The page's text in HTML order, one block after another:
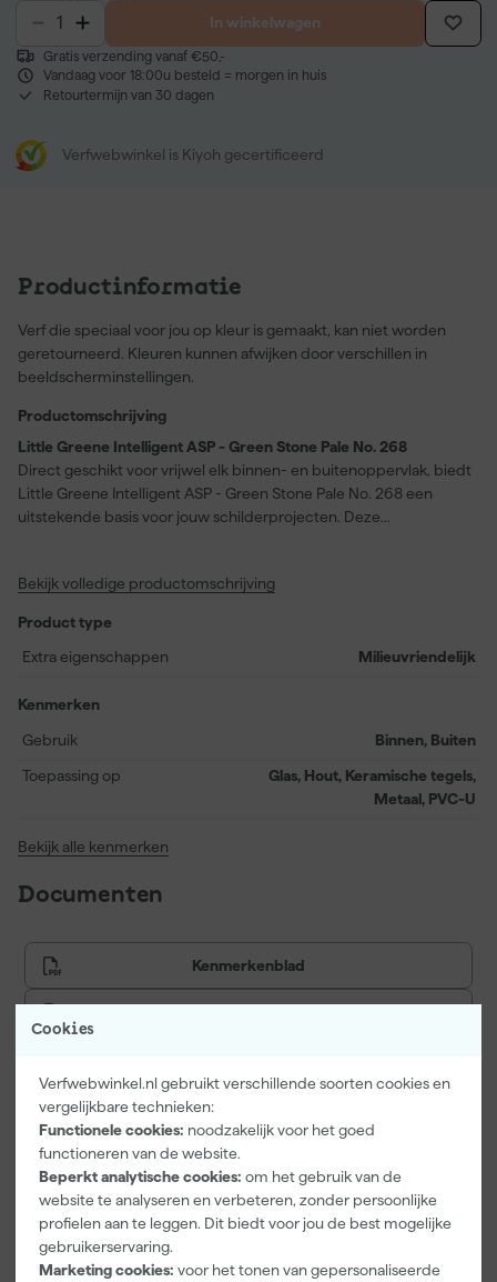
Cookies
Verfwebwinkel.nl gebruikt verschillende soorten cookies en
vergelijkbare technieken:
Functionele cookies: noodzakelijk voor het goed
functioneren van de website.
Beperkt analytische cookies: om het gebruik van de
website te analyseren en verbeteren, zonder persoonlijke
profielen aan te leggen. Dit biedt voor jou de best mogelijke
gebruikerservaring.
Marketing cookies: voor het tonen van gepersonaliseerde
In winkelwagen
Gratis verzending vanaf €50,-
Vandaag voor 18:00u besteld = morgen in huis
Retourtermijn van 30 dagen
Verfwebwinkel is Kiyoh gecertificeerd
Productinformatie
Verf die speciaal voor jou op kleur is gemaakt, kan niet worden
geretourneerd. Kleuren kunnen afwijken door verschillen in
beeldscherminstellingen.
Productomschrijving
Little Greene Intelligent ASP - Green Stone Pale No. 268
Direct geschikt voor vrijwel elk binnen- en buitenoppervlak, biedt
Little Greene Intelligent ASP - Green Stone Pale No. 268 een
uitstekende basis voor jouw schilderprojecten. Deze
glas en zelfs PVC-U voor te bereiden op de uiteindelijke
twee uur kun je efficiënt doorwerken en zijn tijdrovende
wachttijden verleden tijd. Met een extra matte glans is deze
een strak eindresultaat. Het verbruik is circa 14 meter per liter,
rekening mee dat de kleur Green Stone - Pale No. 268 iets lichter
is dan de uiteindelijke afwerklaag, zonder invloed op het
Bekijk volledige productomschrijving
Product type
Extra eigenschappen
Milieuvriendelijk
Kenmerken
Gebruik
Binnen, Buiten
Toepassing op
Glas, Hout, Keramische tegels,
Metaal, PVC-U
Bekijk alle kenmerken
Documenten
Kenmerkenblad
Vaak gekocht met
Onze Top 10